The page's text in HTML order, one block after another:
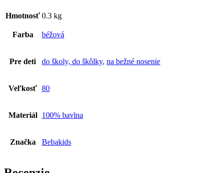
Hmotnosť 0.3 kg
Farba béžová
Pre deti do školy, do škôlky, na bežné nosenie
Veľkosť 80
Materiál 100% bavlna
Značka Bebakids